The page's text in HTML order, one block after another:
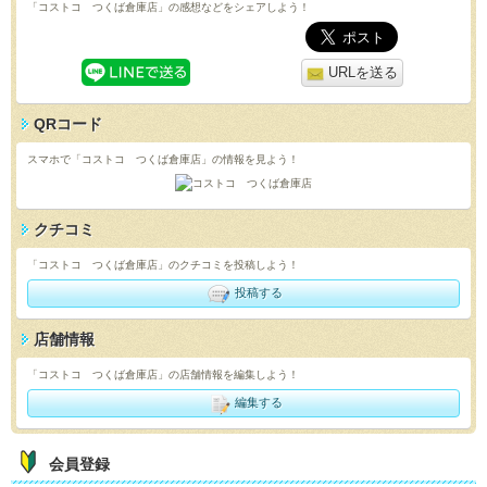
「コストコ つくば倉庫店」の感想などをシェアしよう！
URLを送る
QRコード
スマホで「コストコ つくば倉庫店」の情報を見よう！
クチコミ
「コストコ つくば倉庫店」のクチコミを投稿しよう！
投稿する
店舗情報
「コストコ つくば倉庫店」の店舗情報を編集しよう！
編集する
会員登録